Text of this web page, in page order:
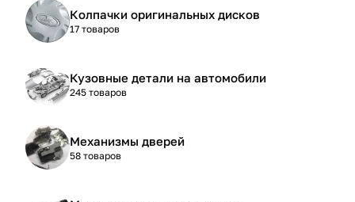
Колпачки оригинальных дисков
17 товаров
Кузовные детали на автомобили
245 товаров
Механизмы дверей
58 товаров